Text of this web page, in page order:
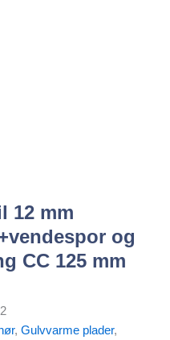
12 mm
og
CC 125 mm
, Gulvvarme plader,